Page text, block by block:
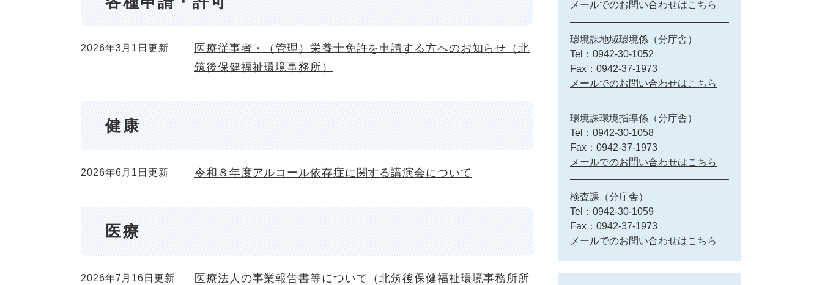
2026年3月1日更新
医療従事者・（管理）栄養士免許を申請する方へのお知らせ（北
筑後保健福祉環境事務所）
健康
2026年6月1日更新 令和８年度アルコール依存症に関する講演会について
医療
2026年7月16日更新
医療法人の事業報告書等について（北筑後保健福祉環境事務所所
メールでのお問い合わせはこちら
環境課地域環境係（分庁舎）
Tel：0942-30-1052
Fax：0942-37-1973
メールでのお問い合わせはこちら
環境課環境指導係（分庁舎）
Tel：0942-30-1058
Fax：0942-37-1973
メールでのお問い合わせはこちら
検査課（分庁舎）
Tel：0942-30-1059
Fax：0942-37-1973
メールでのお問い合わせはこちら